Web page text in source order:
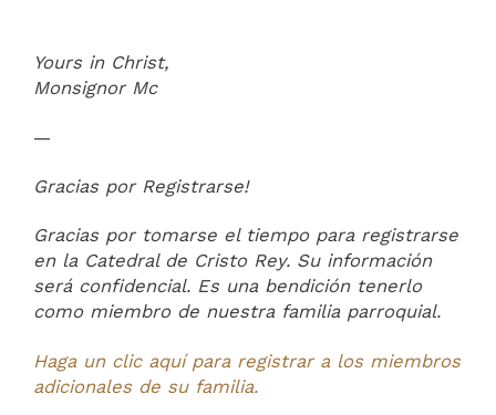
Yours in Christ,
Monsignor Mc
—
Gracias por Registrarse!
Gracias por tomarse el tiempo para registrarse
en la Catedral de Cristo Rey. Su información
será confidencial. Es una bendición tenerlo
como miembro de nuestra familia parroquial.
Haga un clic aquí para registrar a los miembros
adicionales de su familia.